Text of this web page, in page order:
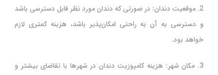
2. موقعیت دندان: در صورتی که دندان مورد نظر قابل دسترسی باشد
و دسترسی به آن به راحتی امکان‌پذیر باشد، هزینه کمتری لازم
خواهد بود.
3. مکان شهر: هزینه کامپوزیت دندان در شهرها با تقاضای بیشتر و